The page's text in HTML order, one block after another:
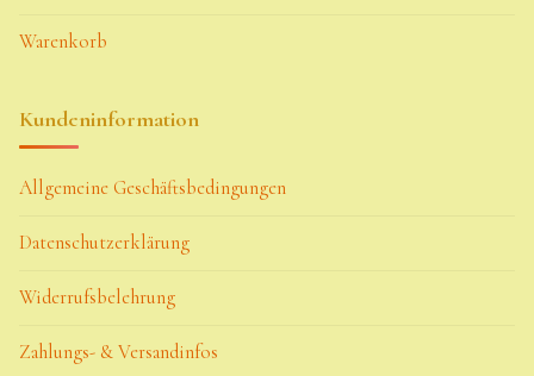
Warenkorb
Kundeninformation
Allgemeine Geschäftsbedingungen
Datenschutzerklärung
Widerrufsbelehrung
Zahlungs- & Versandinfos